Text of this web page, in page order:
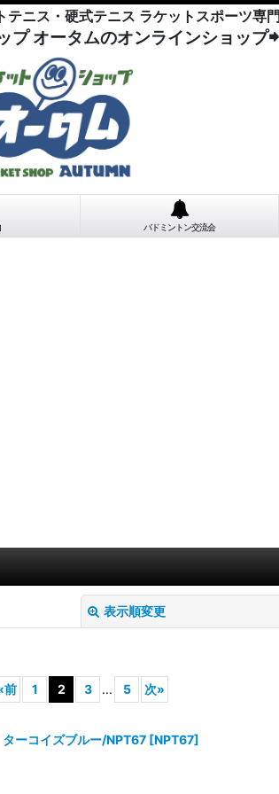
テニス・硬式テニス ラケットスポーツ専
プ オータムのオンラインショップ
バドミントン交流会
表示順変更
前 1 2 3 ... 5 次»
ーコイズブルー/NPT67 [NPT67]